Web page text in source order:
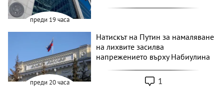
преди 19 часа
преди 20 часа
Натискът на Путин за намаляване
на лихвите засилва
напрежението върху Набиулина
1